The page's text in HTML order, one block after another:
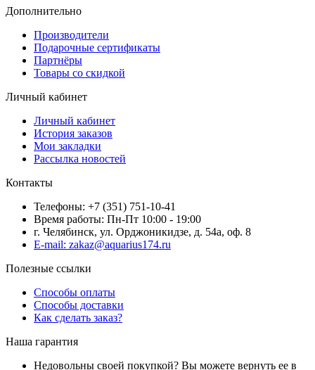
Дополнительно
Производители
Подарочные сертификаты
Партнёры
Товары со скидкой
Личный кабинет
Личный кабинет
История заказов
Мои закладки
Рассылка новостей
Контакты
Телефоны: +7 (351) 751-10-41
Время работы: Пн-Пт 10:00 - 19:00
г. Челябинск, ул. Орджоникидзе, д. 54а, оф. 8
E-mail: zakaz@aquarius174.ru
Полезные ссылки
Способы оплаты
Способы доставки
Как сделать заказ?
Наша гарантия
Недовольны своей покупкой? Вы можете вернуть ее в